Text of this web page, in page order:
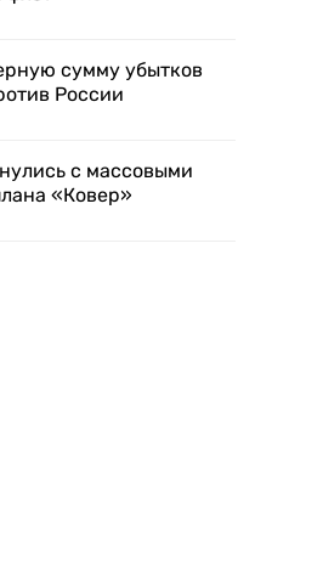
сумму убытков
России
с массовыми
«Ковер»